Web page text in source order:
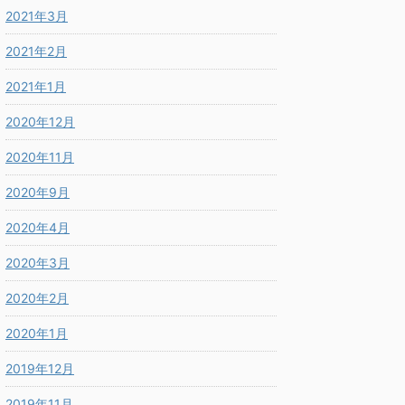
2021年3月
2021年2月
2021年1月
2020年12月
2020年11月
2020年9月
2020年4月
2020年3月
2020年2月
2020年1月
2019年12月